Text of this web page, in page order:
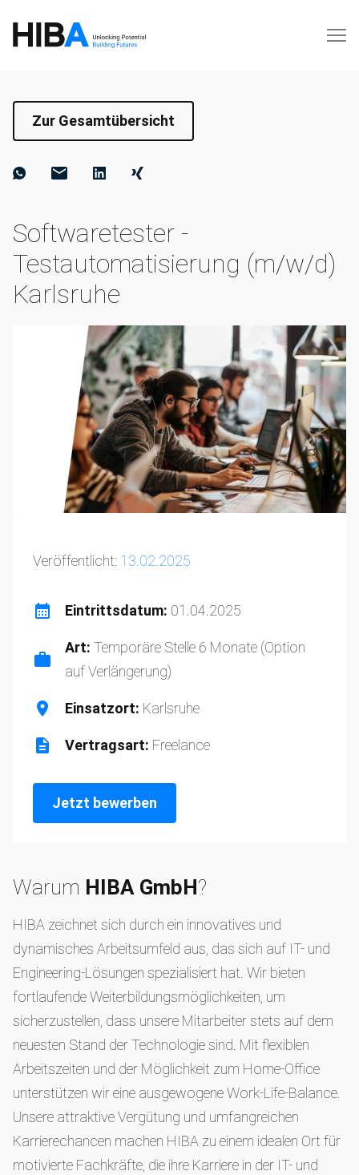
Zur Gesamtübersicht
Softwaretester -
Testautomatisierung (m/w/d)
Karlsruhe
Veröffentlicht: 13.02.2025
Eintrittsdatum: 01.04.2025
Art: Temporäre Stelle 6 Monate (Option
auf Verlängerung)
Einsatzort: Karlsruhe
Vertragsart: Freelance
Jetzt bewerben
Warum HIBA GmbH?
HIBA zeichnet sich durch ein innovatives und
dynamisches Arbeitsumfeld aus, das sich auf IT- und
Engineering-Lösungen spezialisiert hat. Wir bieten
fortlaufende Weiterbildungsmöglichkeiten, um
sicherzustellen, dass unsere Mitarbeiter stets auf dem
neuesten Stand der Technologie sind. Mit flexiblen
Arbeitszeiten und der Möglichkeit zum Home-Office
unterstützen wir eine ausgewogene Work-Life-Balance.
Unsere attraktive Vergütung und umfangreichen
Karrierechancen machen HIBA zu einem idealen Ort für
motivierte Fachkräfte, die ihre Karriere in der IT- und